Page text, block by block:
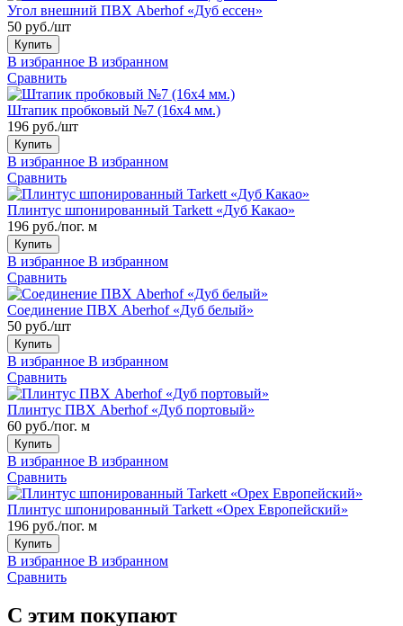
Угол внешний ПВХ Aberhof «Дуб ессен»
50 руб./шт
Купить
В избранное В избранном
Сравнить
Штапик пробковый №7 (16x4 мм.)
196 руб./шт
Купить
В избранное В избранном
Сравнить
Плинтус шпонированный Tarkett «Дуб Какао»
196 руб./пог. м
Купить
В избранное В избранном
Сравнить
Соединение ПВХ Aberhof «Дуб белый»
50 руб./шт
Купить
В избранное В избранном
Сравнить
Плинтус ПВХ Aberhof «Дуб портовый»
60 руб./пог. м
Купить
В избранное В избранном
Сравнить
Плинтус шпонированный Tarkett «Орех Европейский»
196 руб./пог. м
Купить
В избранное В избранном
Сравнить
С этим покупают